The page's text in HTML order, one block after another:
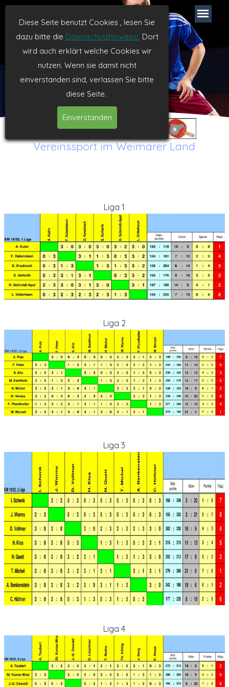
Tischtennis seit 1994
TTVL Weimar
Vereinssport im Weimarer Land
Liga 1
Liga 2
Liga 3
Liga 4
Diese Seite benutzt Cookies , lesen Sie
dazu bitte die Datenschutzhinweise. Dort
wird auch erklärt welche Cookies wir
nutzen. Wenn sie damit nicht
einverstanden sind, verlassen Sie bitte
diese Seite.
Einverstanden